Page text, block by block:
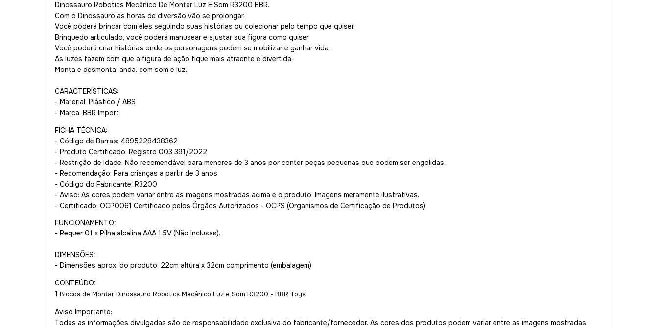
Dinossauro Robotics Mecânico De Montar Luz E Som R3200 BBR.
Com o Dinossauro as horas de diversão vão se prolongar.
Você poderá brincar com eles seguindo suas histórias ou colecionar pelo tempo que quiser.
Brinquedo articulado, você poderá manusear e ajustar sua figura como quiser.
Você poderá criar histórias onde os personagens podem se mobilizar e ganhar vida.
As luzes fazem com que a figura de ação fique mais atraente e divertida.
Monta e desmonta, anda, com som e luz.
CARACTERÍSTICAS:
- Material: Plástico / ABS
- Marca: BBR Import
FICHA TÉCNICA:
- Código de Barras: 4895228438362
- Produto Certificado: Registro 003 391/2022
- Restrição de Idade: Não recomendável para menores de 3 anos por conter peças pequenas que podem ser engolidas.
- Recomendação: Para crianças a partir de 3 anos
- Código do Fabricante: R3200
- Aviso: As cores podem variar entre as imagens mostradas acima e o produto. Imagens meramente ilustrativas.
- Certificado: OCP0061 Certificado pelos Órgãos Autorizados - OCP´S (Organismos de Certificação de Produtos)
FUNCIONAMENTO:
- Requer 01 x Pilha alcalina AAA 1,5V (Não Inclusas).
DIMENSÕES:
- Dimensões aprox. do produto: 22cm altura x 32cm comprimento (embalagem)
CONTEÚDO:
1 Blocos de Montar Dinossauro Robotics Mecânico Luz e Som R3200 - BBR Toys
Aviso Importante:
Todas as informações divulgadas são de responsabilidade exclusiva do fabricante/fornecedor. As cores dos produtos podem variar entre as imagens mostradas